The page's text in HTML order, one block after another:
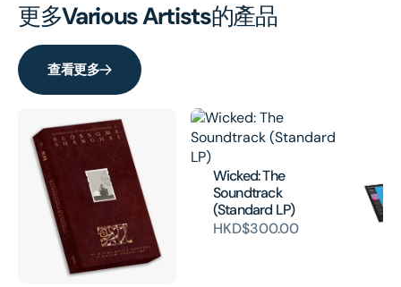
更多Various Artists的產品
查看更多
Wicked: The
Soundtrack
(Standard LP)
HKD$300.00